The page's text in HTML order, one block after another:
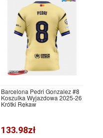
Barcelona Pedri Gonzalez #8
Koszulka Wyjazdowa 2025-26
Krótki Rękaw
133.98zł